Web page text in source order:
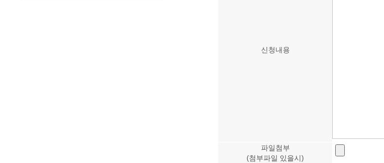
신청내용
파일첨부
(첨부파일 있을시)